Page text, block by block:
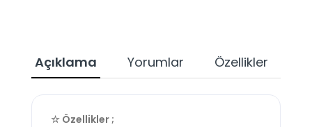
Açıklama Yorumlar Özellikler
☆ Özellikler ;